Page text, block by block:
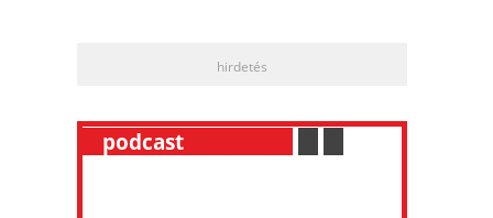
hirdetés
podcast